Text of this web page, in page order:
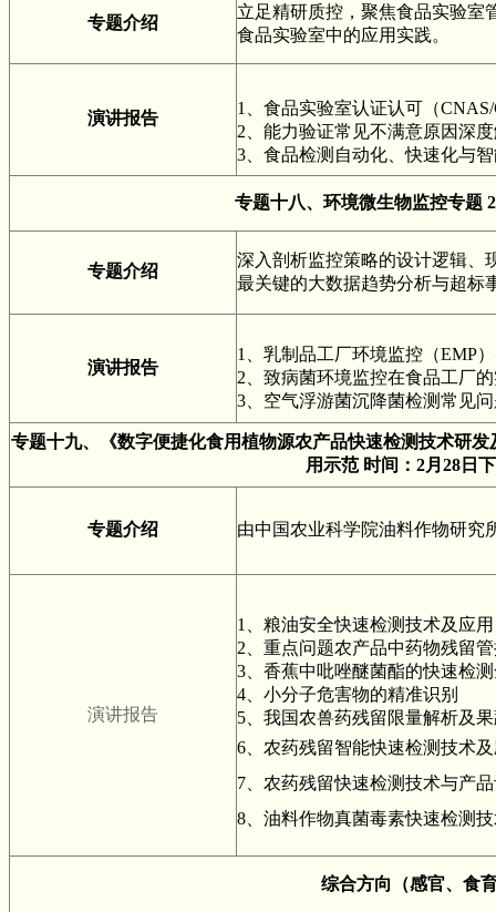
专题介绍
立足精研质控，聚焦食品实验室
食品实验室中的应用实践。
演讲报告
1、食品实验室认证认可（
2、能力验证常见不满意原因深
3、食品检测自动化、快速化与
专题十八、环境微生物监控专题
专题介绍
深入剖析监控策略的设计逻辑、
最关键的大数据趋势分析与超标
演讲报告
1、乳制品工厂环境监控（EMP
2、致病菌环境监控在食品工厂
3、空气浮游菌沉降菌检测常见
专题十九、
《数字便捷化食用植物源农产品快速检测技术研
用示范时间：2月28日
专题介绍 由中国农业科学院油料作物研究
演讲报告
1、粮油安全快速检测技术及应用
2 、重点问题农产品中药物残留
3 、香蕉中吡唑醚菌酯的快速检
4 、小分子危害物的精准识别
5、 我国农兽药残留限量解析及
6 、农药残留智能快速检测技术
7、农药残留快速检测技术与产
8、油料作物真菌毒素快速检测
综合方向（感官、食